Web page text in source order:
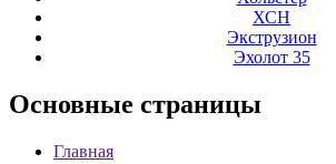
ХСН
Экструзион
Эхолот 35
Основные страницы
Главная